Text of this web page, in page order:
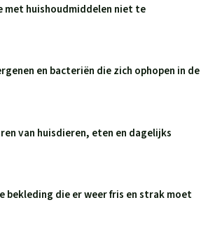
met huishoudmiddelen niet te
en bacteriën die zich ophopen in de
van huisdieren, eten en dagelijks
bekleding die er weer fris en strak moet